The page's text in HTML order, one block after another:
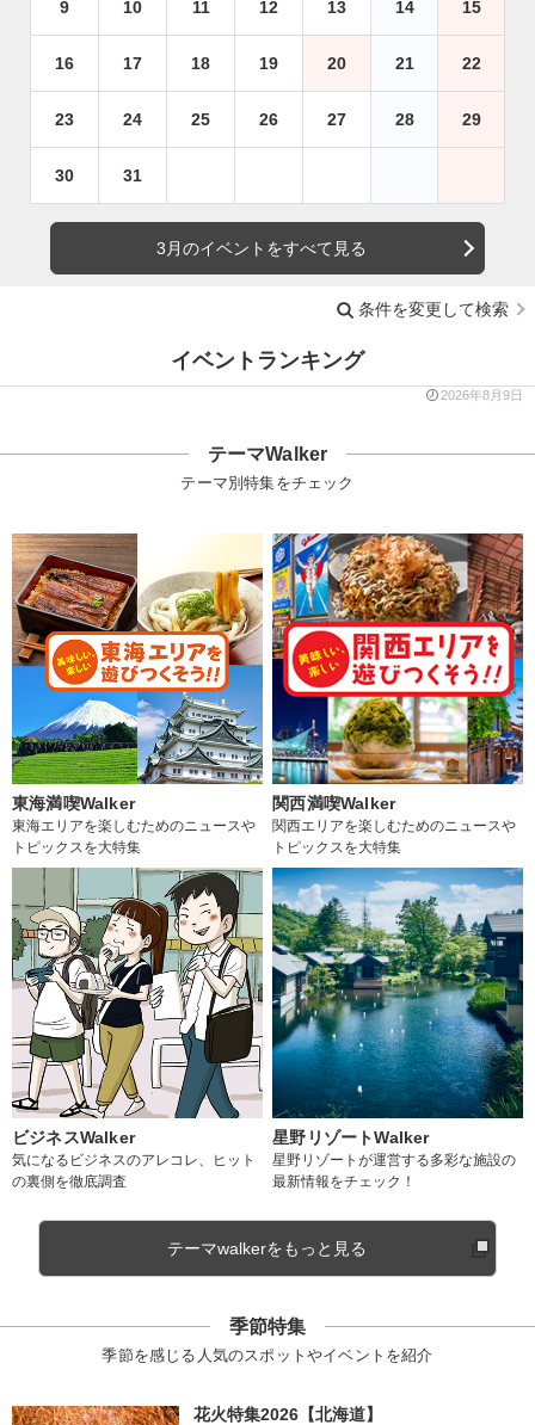
9 10 11 12 13 14 15
16 17 18 19 20 21 22
23 24 25 26 27 28 29
30 31
3月のイベントをすべて見る
条件を変更して検索
イベントランキング
2026年8月9日
テーマWalker
テーマ別特集をチェック
東海満喫Walker
東海エリアを楽しむためのニュースや
トピックスを大特集
関西満喫Walker
関西エリアを楽しむためのニュースや
トピックスを大特集
ビジネスWalker
気になるビジネスのアレコレ、ヒット
の裏側を徹底調査
星野リゾートWalker
星野リゾートが運営する多彩な施設の
最新情報をチェック！
テーマwalkerをもっと見る
季節特集
季節を感じる人気のスポットやイベントを紹介
花火特集2026【北海道】